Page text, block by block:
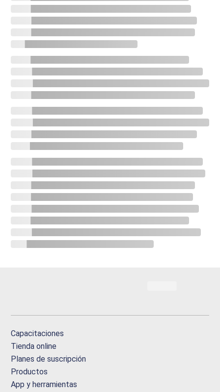
Capacitaciones
Tienda online
Planes de suscripción
Productos
App y herramientas